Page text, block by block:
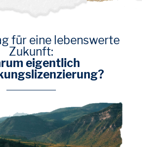
für eine lebenswerte
Zukunft:
eigentlich